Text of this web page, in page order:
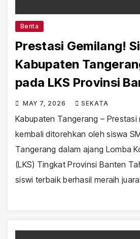
Berita
Prestasi Gemilang!
Kabupaten
pada LKS Provinsi
MAY 7, 2026 SEKATA
Kabupaten Tangerang –
kembali ditorehkan oleh siswa
Tangerang dalam ajang Lomba
(LKS) Tingkat Provinsi Banten
siswi terbaik berhasil meraih